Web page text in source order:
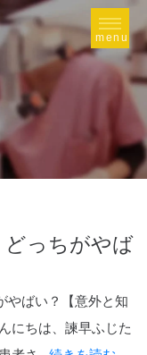
どっちがやば
やばい？【意外と知
にちは、諫早ふじた